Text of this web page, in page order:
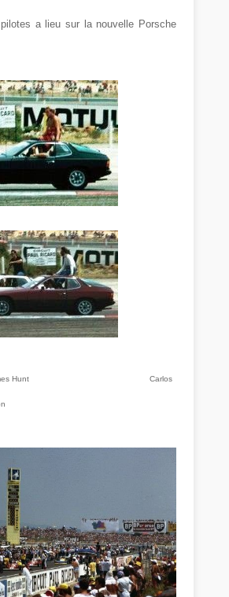
pilotes a lieu sur la nouvelle Porsche
Hunt Carlos